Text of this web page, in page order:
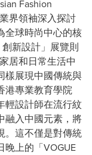
Fashion
界領袖深入探討
全球時尚中心的核
新設計」展覽則
居和日常生活中
樣展現中國傳統與
港專業教育學院
輕設計師在流行紋
融入中國元素，將
。這不僅是對傳統
上的「VOGUE